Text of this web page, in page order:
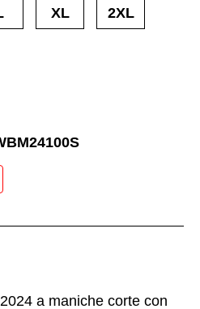
a maniche corte con
XL 2XL